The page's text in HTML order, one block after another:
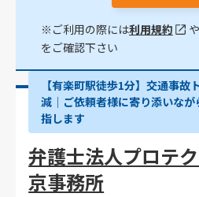
※ご利用の際には利用規約
をご確認下さい
【有楽町駅徒歩1分】交通事故
減｜ご依頼者様に寄り添いな
指します
弁護士法人プロテ
京事務所